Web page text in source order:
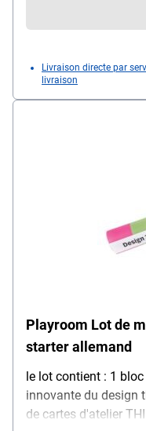
Livraison directe par
livraison
Playroom Lot de
starter allemand
le lot contient : 1
innovante du design
de cartes d'atelier